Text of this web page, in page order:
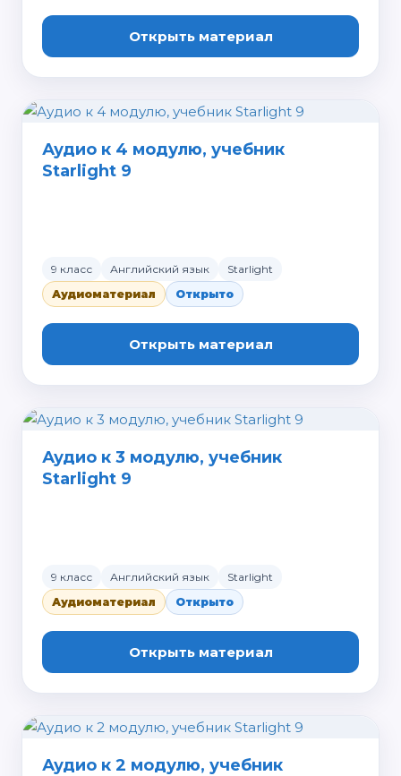
Открыть материал
Аудио к 4 модулю, учебник
Starlight 9
9 класс Английский язык
Starlight
Аудиоматериал
Открыто
Открыть материал
Аудио к 3 модулю, учебник
Starlight 9
9 класс Английский язык
Starlight
Аудиоматериал
Открыто
Открыть материал
Аудио к 2 модулю, учебник